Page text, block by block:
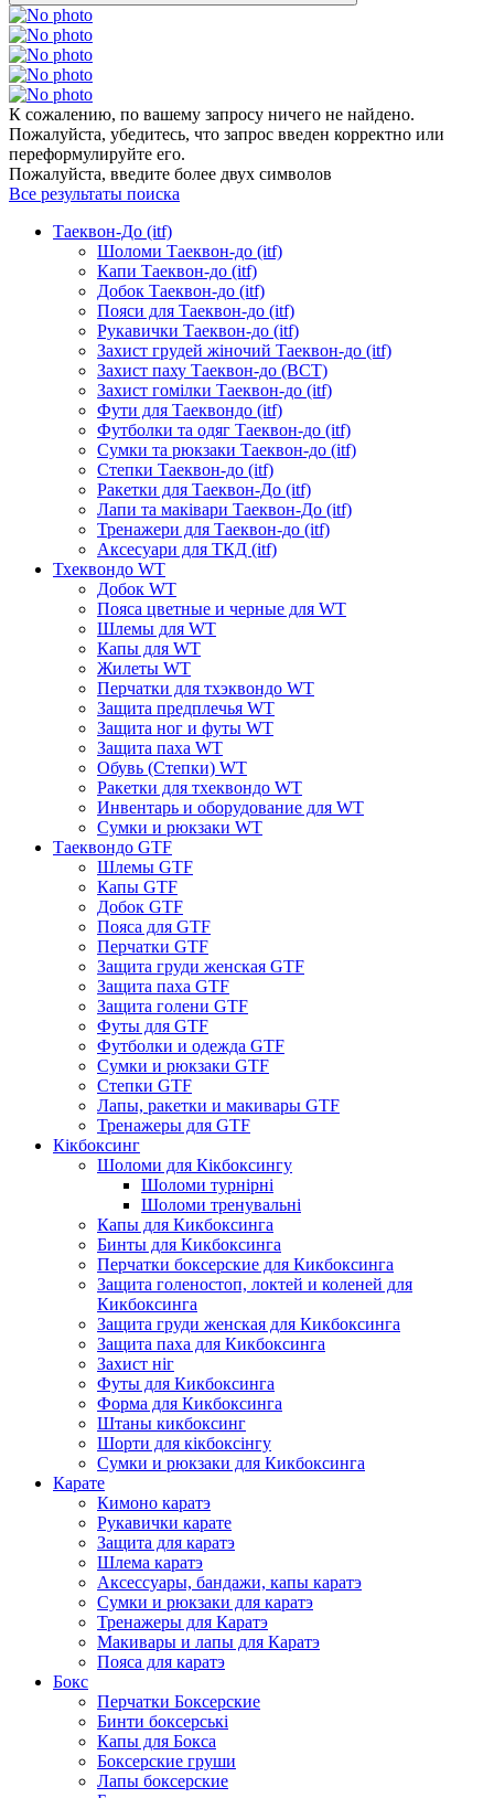
К сожалению, по вашему запросу ничего не найдено.
Пожалуйста, убедитесь, что запрос введен корректно или
переформулируйте его.
Пожалуйста, введите более двух символов
Все результаты поиска
Таеквон-До (itf)
Шоломи Таеквон-до (itf)
Капи Таеквон-до (itf)
Добок Таеквон-до (itf)
Пояси для Таеквон-до (itf)
Рукавички Таеквон-до (itf)
Захист грудей жіночий Таеквон-до (itf)
Захист паху Таеквон-до (ВСТ)
Захист гомілки Таеквон-до (itf)
Фути для Таеквондо (itf)
Футболки та одяг Таеквон-до (itf)
Сумки та рюкзаки Таеквон-до (itf)
Степки Таеквон-до (itf)
Ракетки для Таеквон-До (itf)
Лапи та маківари Таеквон-До (itf)
Тренажери для Таеквон-до (itf)
Аксесуари для ТКД (itf)
Тхеквондо WT
Добок WT
Пояса цветные и черные для WT
Шлемы для WT
Капы для WT
Жилеты WT
Перчатки для тхэквондо WT
Защита предплечья WT
Защита ног и футы WT
Защита паха WT
Обувь (Степки) WT
Ракетки для тхеквондо WT
Инвентарь и оборудование для WT
Сумки и рюкзаки WT
Таеквондо GTF
Шлемы GTF
Капы GTF
Добок GTF
Пояса для GTF
Перчатки GTF
Защита груди женская GTF
Защита паха GTF
Защита голени GTF
Футы для GTF
Футболки и одежда GTF
Сумки и рюкзаки GTF
Степки GTF
Лапы, ракетки и макивары GTF
Тренажеры для GTF
Кікбоксинг
Шоломи для Кікбоксингу
Шоломи турнірні
Шоломи тренувальні
Капы для Кикбоксинга
Бинты для Кикбоксинга
Перчатки боксерские для Кикбоксинга
Защита голеностоп, локтей и коленей для
Кикбоксинга
Защита груди женская для Кикбоксинга
Защита паха для Кикбоксинга
Захист ніг
Футы для Кикбоксинга
Форма для Кикбоксинга
Штаны кикбоксинг
Шорти для кікбоксінгу
Сумки и рюкзаки для Кикбоксинга
Карате
Кимоно каратэ
Рукавички карате
Защита для каратэ
Шлема каратэ
Аксессуары, бандажи, капы каратэ
Сумки и рюкзаки для каратэ
Тренажеры для Каратэ
Макивары и лапы для Каратэ
Пояса для каратэ
Бокс
Перчатки Боксерские
Бинти боксерські
Капы для Бокса
Боксерские груши
Лапы боксерские